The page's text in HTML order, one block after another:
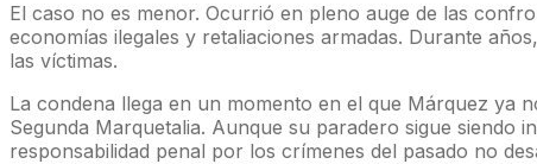
El caso no es menor. Ocurrió en pleno auge de las
economías ilegales y retaliaciones armadas. Durante
las víctimas.
La condena llega en un momento en el que Márquez ya
Segunda Marquetalia. Aunque su paradero sigue siendo
responsabilidad penal por los crímenes del pasado no